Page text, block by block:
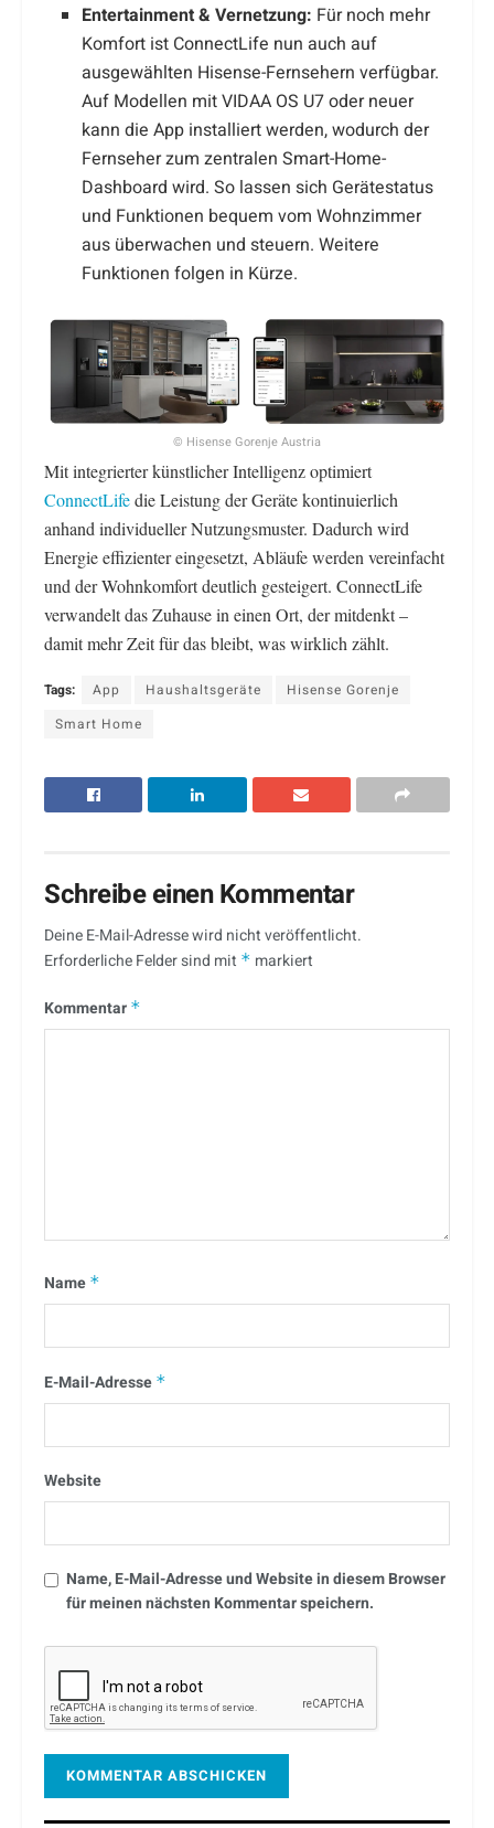
Entertainment & Vernetzung: Für noch mehr
Komfort ist ConnectLife nun auch auf
ausgewählten Hisense-Fernsehern verfügbar.
Auf Modellen mit VIDAA OS U7 oder neuer
kann die App installiert werden, wodurch der
Fernseher zum zentralen Smart-Home-
Dashboard wird. So lassen sich Gerätestatus
und Funktionen bequem vom Wohnzimmer
aus überwachen und steuern. Weitere
Funktionen folgen in Kürze.
© Hisense Gorenje Austria
Mit integrierter künstlicher Intelligenz optimiert
ConnectLifedie Leistung der Geräte kontinuierlich
anhand individueller Nutzungsmuster. Dadurch wird
Energie effizienter eingesetzt, Abläufe werden vereinfacht
und der Wohnkomfort deutlich gesteigert. ConnectLife
verwandelt das Zuhause in einen Ort, der mitdenkt –
damit mehr Zeit für das bleibt, was wirklich zählt.
Tags: App Haushaltsgeräte
Hisense Gorenje
Smart Home
Schreibe einen Kommentar
Deine E-Mail-Adresse wird nicht veröffentlicht.
Erforderliche Felder sind mit * markiert
Kommentar *
Name *
E-Mail-Adresse *
Website
Name, E-Mail-Adresse und Website in diesem Browser
für meinen nächsten Kommentar speichern.